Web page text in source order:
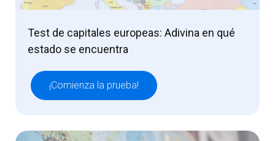
Test de capitales europeas: Adivina en qué
estado se encuentra
¡Comienza la prueba!